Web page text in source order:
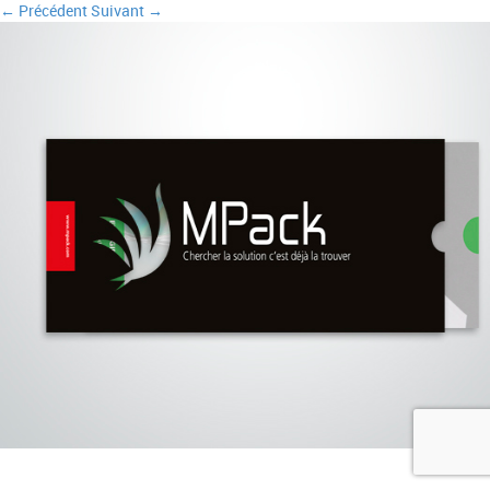
← PrécédentSuivant →